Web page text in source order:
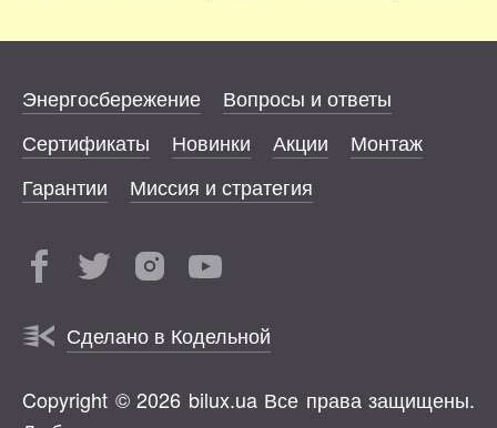
Энергосбережение
Вопросы и ответы
Сертификаты
Новинки Акции
Монтаж
Гарантии
Миссия и стратегия
Сделано в Кодельной
Copyright © 2026 bilux.ua Все права защищены.